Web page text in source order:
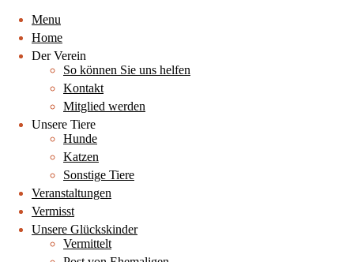
Menu
Home
Der Verein
So können Sie uns helfen
Kontakt
Mitglied werden
Unsere Tiere
Hunde
Katzen
Sonstige Tiere
Veranstaltungen
Vermisst
Unsere Glückskinder
Vermittelt